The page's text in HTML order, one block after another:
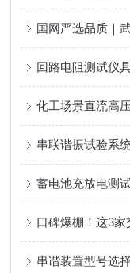
回路电阻测试仪
串联谐振试验系
串谐装置型号选择